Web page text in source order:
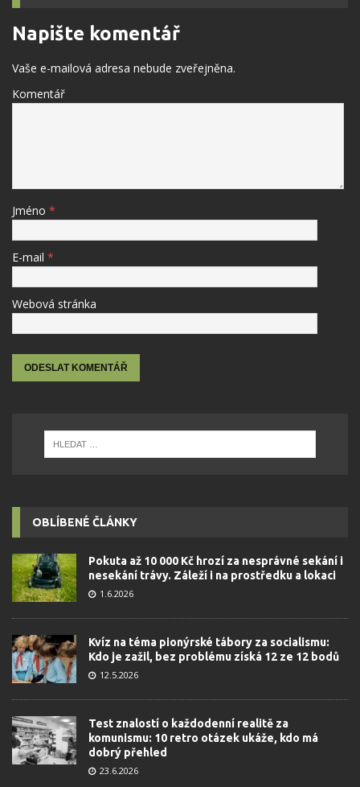
Napište komentář
Vaše e-mailová adresa nebude zveřejněna.
Komentář
Jméno *
E-mail *
Webová stránka
OBLÍBENÉ ČLÁNKY
Pokuta až 10 000 Kč hrozí za nesprávné sekání i
nesekání trávy. Záleží i na prostředku a lokaci
1.6.2026
Kvíz na téma pionýrské tábory za socialismu:
Kdo je zažil, bez problému získá 12 ze 12 bodů
12.5.2026
Test znalostí o každodenní realitě za
komunismu: 10 retro otázek ukáže, kdo má
dobrý přehled
23.6.2026